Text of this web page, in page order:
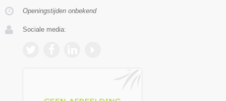
Openingstijden onbekend
Sociale media: